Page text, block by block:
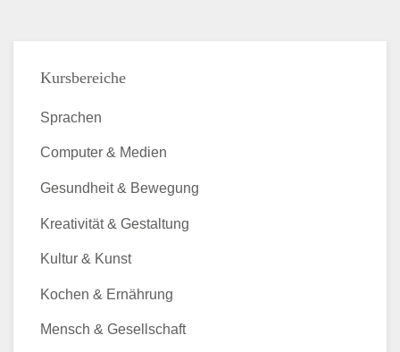
Kursbereiche
Sprachen
Computer & Medien
Gesundheit & Bewegung
Kreativität & Gestaltung
Kultur & Kunst
Kochen & Ernährung
Mensch & Gesellschaft